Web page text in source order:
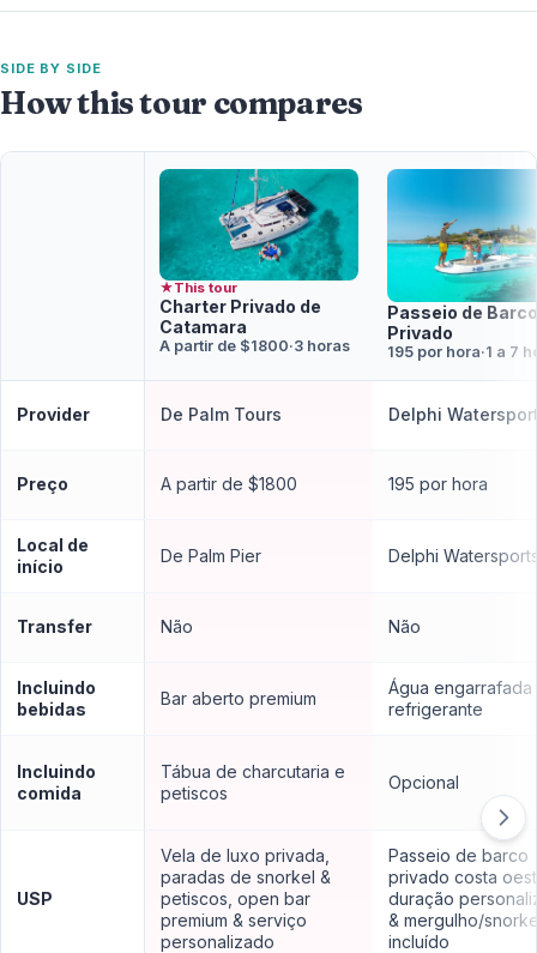
SIDE BY SIDE
How this tour compares
★This tour
Charter Privado de
Catamara
A partir de $1800·3 horas
Passeio de Barco
Privado
195 por hora·1 a 7
Provider De Palm Tours Delphi
Preço A partir de $1800 195 por hora
Local de
início
De Palm Pier Delphi
Transfer Não Não
Incluindo
bebidas
Bar aberto premium
Água engarrafada
refrigerante
Incluindo
comida
Tábua de charcutaria e
petiscos
Opcional
USP
Vela de luxo privada,
paradas de snorkel &
petiscos, open bar
premium & serviço
personalizado
Passeio de barco
privado costa
duração
& mergulho/
incluído